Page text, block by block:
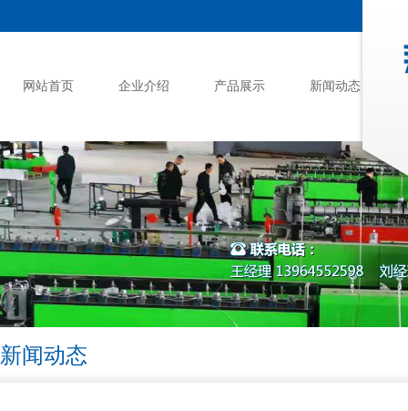
网站首页 企业介绍 产品展示 新闻动态
新闻动态